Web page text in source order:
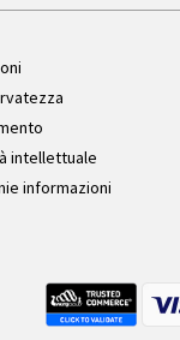
intellettuale
informazioni